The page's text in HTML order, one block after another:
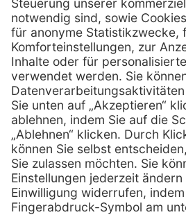
Hans-Wunderlich-
D-49078
Telefon:0800 -
E-Mail: info @
Services
Serviceversprechen
Sprechstundenbedarf
Retoure anmelden